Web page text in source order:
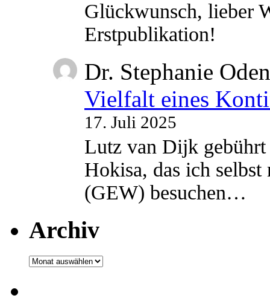
Glückwunsch, lieber
Erstpublikation!
Dr. Stephanie
Vielfalt eines
17. Juli 2025
Lutz van Dijk
Hokisa, das ich
(GEW) besuchen…
Archiv
Archiv